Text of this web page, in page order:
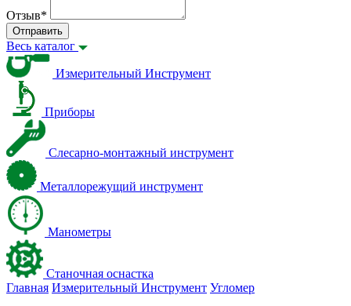
Отзыв*
Отправить
Весь каталог
Измерительный Инструмент
Приборы
Слесарно-монтажный инструмент
Металлорежущий инструмент
Манометры
Станочная оснастка
Главная Измерительный Инструмент Угломер